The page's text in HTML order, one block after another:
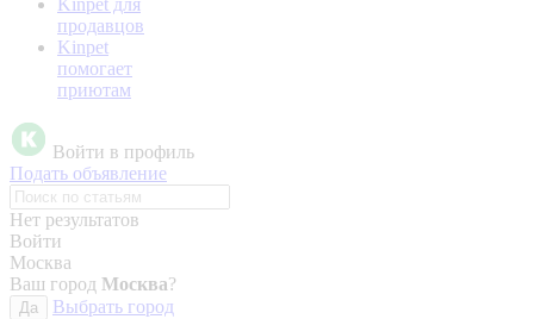
Kinpet для
продавцов
Kinpet
помогает
приютам
Войти в профиль
Подать объявление
Нет результатов
Войти
Москва
Ваш город Москва?
Да
Выбрать город